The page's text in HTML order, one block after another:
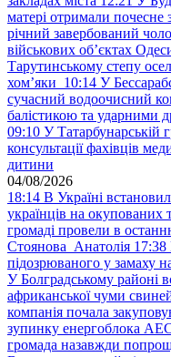
матері отримали почесне
річний завербований
військових обʼєктах
Тарутинському степу
хом’яки 10:14 У
сучасний водоочисний
балістикою та ударними
09:10 У Татарбунарській
консультації фахівців
дитини
04/08/2026
18:14 В Україні
українців на окупованих
громаді провели в
Стоянова Анатолія 17:38
підозрюваного у замаху
У Болградському районі
африканської чуми
компанія почала
зупинку енергоблока
громада назавжди